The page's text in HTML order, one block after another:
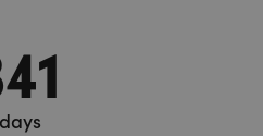
days